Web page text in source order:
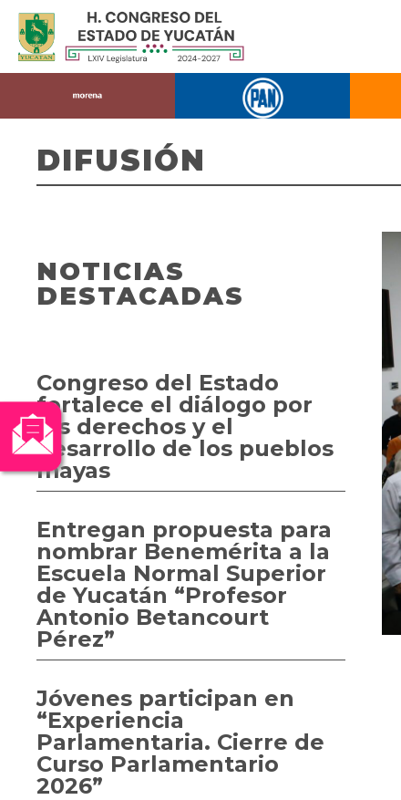
DIFUSIÓN
NOTICIAS
DESTACADAS
Congreso del Estado
fortalece el diálogo por
los derechos y el
desarrollo de los pueblos
mayas
Entregan propuesta para
nombrar Benemérita a la
Escuela Normal Superior
de Yucatán “Profesor
Antonio Betancourt
Pérez”
Jóvenes participan en
“Experiencia
Parlamentaria. Cierre de
Curso Parlamentario
2026”